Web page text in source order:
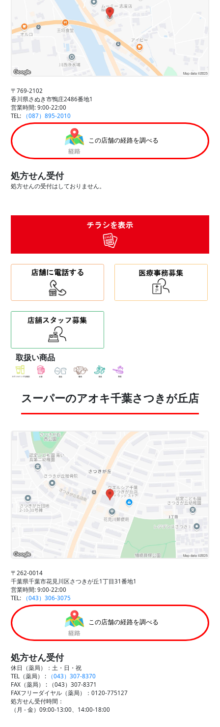
〒769-2102
香川県さぬき市鴨庄2486番地1
営業時間: 9:00-22:00
TEL:
（087）895-2010
この店舗の経路を調べる
処方せん受付
処方せんの受付はしておりません。
取扱い商品
スーパーのアオキ千葉さつきが丘店
〒262-0014
千葉県千葉市花見川区さつきが丘1丁目31番地1
営業時間: 9:00-22:00
TEL:
（043）306-3075
この店舗の経路を調べる
処方せん受付
休日（薬局）：土・日・祝
TEL（薬局） :
（043）307-8370
FAX（薬局） :
（043）307-8371
FAXフリーダイヤル（薬局）：0120-775127
処方せん受付時間：
（月 - 金）09:00-13:00、14:00-18:00